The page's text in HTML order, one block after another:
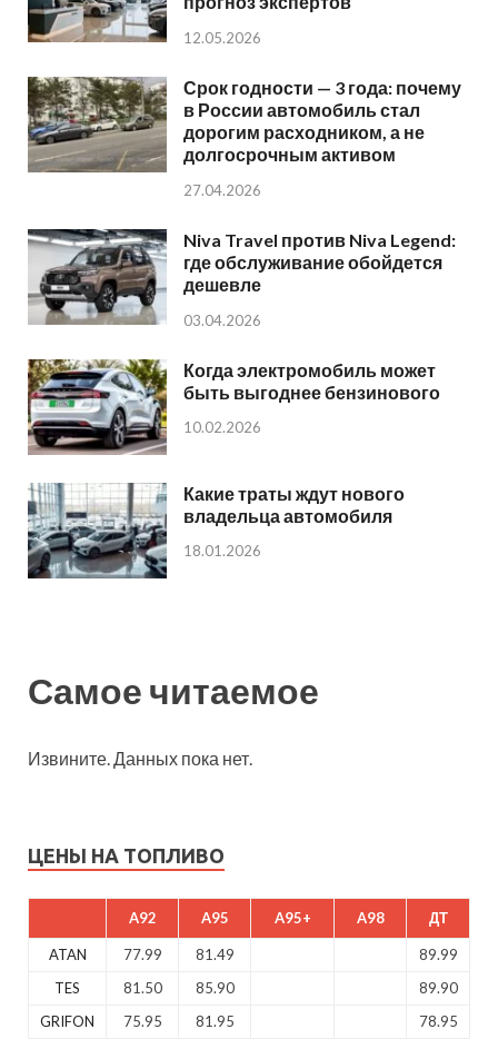
12.05.2026
Срок годности — 3 года: почему
в России автомобиль стал
дорогим расходником, а не
долгосрочным активом
27.04.2026
Niva Travel против Niva Legend:
где обслуживание обойдется
дешевле
03.04.2026
Когда электромобиль может
быть выгоднее бензинового
10.02.2026
Какие траты ждут нового
владельца автомобиля
18.01.2026
Самое читаемое
Извините. Данных пока нет.
ЦЕНЫ НА ТОПЛИВО
A92 A95 A95+ A98 ДТ
ATAN 77.99 81.49
89.99
TES
81.50 85.90
89.90
GRIFON
75.95 81.95 78.95